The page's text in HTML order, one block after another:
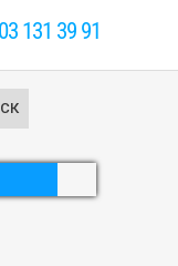
131 39 91